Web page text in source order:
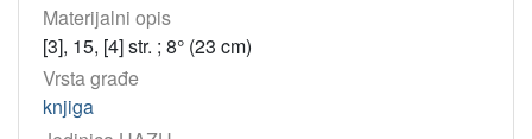
Materijalni opis
[3], 15, [4] str. ; 8° (23 cm)
Vrsta građe
knjiga